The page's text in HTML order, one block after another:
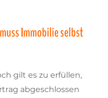
Immobilie selbst
gilt es zu erfüllen,
abgeschlossen